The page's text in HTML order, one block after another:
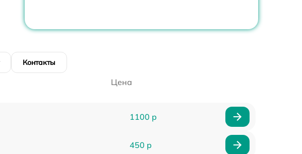
Контакты
Цена
1100 р
450 р